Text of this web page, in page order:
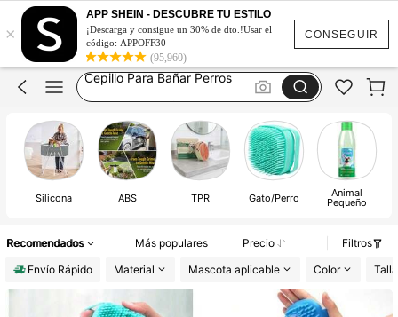
CONSEGUIR
×
APP SHEIN - DESCUBRE TU ESTILO
¡Descarga y consigue un 30% de dto.!Usar el
código: APPOFF30
(95,960)
Cepillo Para Perro
Cepillo Para Bañar Perros
Perros Accesorios
Guantes Para Bañar Perros
Cepillo Para Perro
Silicona ABS TPR Gato/Perro Animal
Pequeño
Recomendados Más populares Precio
Filtros
Envío Rápido
Material Mascota aplicable Color Talla